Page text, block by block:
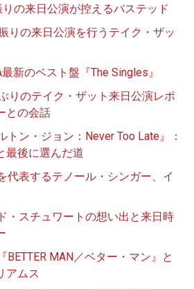
の来日公演が控えるバステッド
りの来日公演を行うテイク・ザッ
新のベスト盤『The Singles』
りのテイク・ザット来日公演レポ
との会話
トン・ジョン：Never Too Late』：
最後に選んだ道
代表するテノール・シンガー、イ
・スチュワートの想い出と来日時
BETTER MAN／ベター・マン』と
アムス